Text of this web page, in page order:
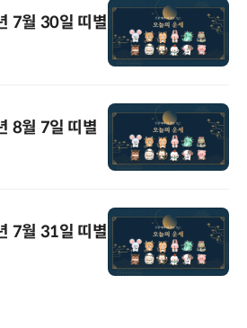
7월 30일 띠별
8월 7일 띠별
7월 31일 띠별